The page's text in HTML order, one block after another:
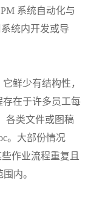
系统自动化与
统内开发或导
鲜少有结构性，
在于许多员工每
各类文件或图稿
。大部份情况
作业流程重复且
内。